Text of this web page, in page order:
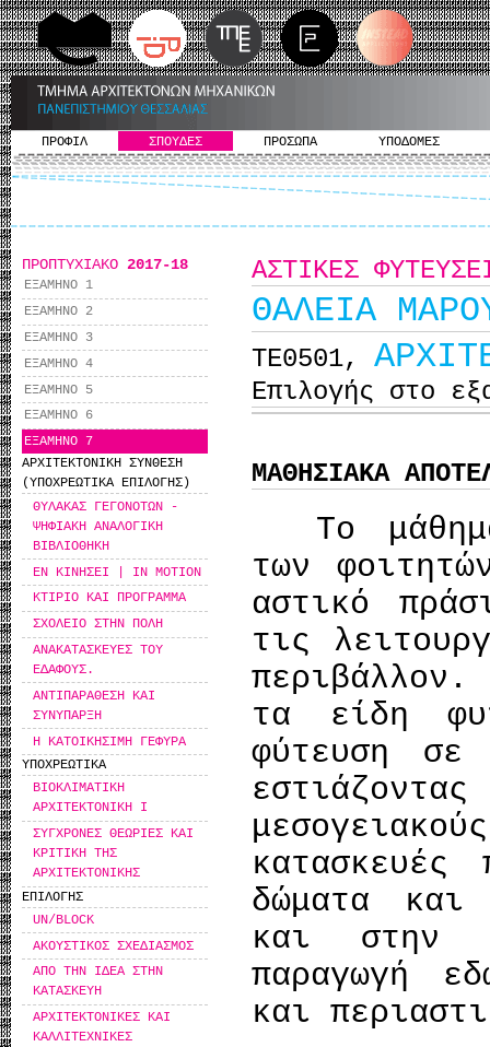
ΠΡΟΦΙΛ ΣΠΟΥΔΕΣ ΠΡΟΣΩΠΑ ΥΠΟΔΟΜΕΣ
ΠΡΟΠΤΥΧΙΑΚΟ 2017-18
ΕΞΑΜΗΝΟ 1
ΕΞΑΜΗΝΟ 2
ΕΞΑΜΗΝΟ 3
ΕΞΑΜΗΝΟ 4
ΕΞΑΜΗΝΟ 5
ΕΞΑΜΗΝΟ 6
ΕΞΑΜΗΝΟ 7
ΑΡΧΙΤΕΚΤΟΝΙΚΗ ΣΥΝΘΕΣΗ
(ΥΠΟΧΡΕΩΤΙΚΑ ΕΠΙΛΟΓΗΣ)
ΘΥΛΑΚΑΣ ΓΕΓΟΝΟΤΩΝ -
ΨΗΦΙΑΚΗ ΑΝΑΛΟΓΙΚΗ
ΒΙΒΛΙΟΘΗΚΗ
ΕΝ ΚΙΝΗΣΕΙ | IN MOTION
ΚΤΙΡΙΟ ΚΑΙ ΠΡΟΓΡΑΜΜΑ
ΣΧΟΛΕΙΟ ΣΤΗΝ ΠΟΛΗ
ΑΝΑΚΑΤΑΣΚΕΥΕΣ ΤΟΥ
ΕΔΑΦΟΥΣ.
ΑΝΤΙΠΑΡΑΘΕΣΗ ΚΑΙ
ΣΥΝΥΠΑΡΞΗ
Η ΚΑΤΟΙΚΗΣΙΜΗ ΓΕΦΥΡΑ
ΥΠΟΧΡΕΩΤΙΚΑ
ΒΙΟΚΛΙΜΑΤΙΚΗ
ΑΡΧΙΤΕΚΤΟΝΙΚΗ Ι
ΣΥΓΧΡΟΝΕΣ ΘΕΩΡΙΕΣ ΚΑΙ
ΚΡΙΤΙΚΗ ΤΗΣ
ΑΡΧΙΤΕΚΤΟΝΙΚΗΣ
ΕΠΙΛΟΓΗΣ
UN/BLOCK
ΑΚΟΥΣΤΙΚΟΣ ΣΧΕΔΙΑΣΜΟΣ
ΑΠΟ ΤΗΝ ΙΔΕΑ ΣΤΗΝ
ΚΑΤΑΣΚΕΥΗ
ΑΡΧΙΤΕΚΤΟΝΙΚΕΣ ΚΑΙ
ΚΑΛΛΙΤΕΧΝΙΚΕΣ
ΑΣΤΙΚΕΣ
ΘΑΛΕΙΑ
ΤΕ0501,
Επιλογής στο
ΜΑΘΗΣΙΑΚΑ
Το μάθημα
των
αστικό
τις
τα είδη
φύτευση σε
δώματα
και στην
παραγωγή
και